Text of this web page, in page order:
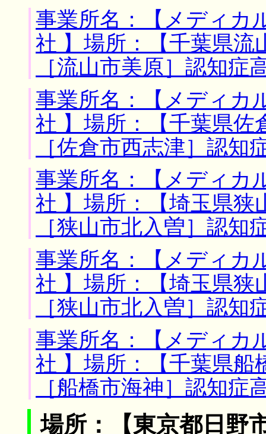
事業所名：【メディ
社 】場所：【千葉県流
［流山市美原］認知
事業所名：【メディ
社 】場所：【千葉県佐
［佐倉市西志津］認
事業所名：【メディ
社 】場所：【埼玉県狭
［狭山市北入曽］認
事業所名：【メディ
社 】場所：【埼玉県狭
［狭山市北入曽］認
事業所名：【メディ
社 】場所：【千葉県船
［船橋市海神］認知
場所：【東京都日野